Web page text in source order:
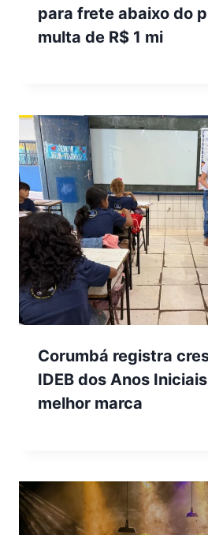
para frete abaixo do
multa de R$ 1 mi
Corumbá registra
IDEB dos Anos
melhor marca